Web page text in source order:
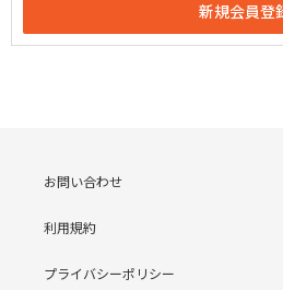
お問い合わせ
利用規約
プライバシーポリシー